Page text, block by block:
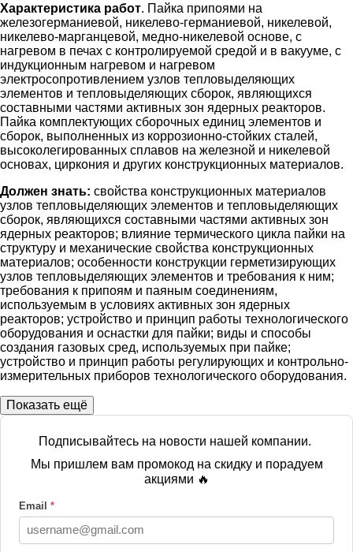
Характеристика работ. Пайка припоями на
железогерманиевой, никелево-германиевой, никелевой,
никелево-марганцевой, медно-никелевой основе, с
нагревом в печах с контролируемой средой и в вакууме, с
индукционным нагревом и нагревом
электросопротивлением узлов тепловыделяющих
элементов и тепловыделяющих сборок, являющихся
составными частями активных зон ядерных реакторов.
Пайка комплектующих сборочных единиц элементов и
сборок, выполненных из коррозионно-стойких сталей,
высоколегированных сплавов на железной и никелевой
основах, циркония и других конструкционных материалов.
Должен знать: свойства конструкционных материалов
узлов тепловыделяющих элементов и тепловыделяющих
сборок, являющихся составными частями активных зон
ядерных реакторов; влияние термического цикла пайки на
структуру и механические свойства конструкционных
материалов; особенности конструкции герметизирующих
узлов тепловыделяющих элементов и требования к ним;
требования к припоям и паяным соединениям,
используемым в условиях активных зон ядерных
реакторов; устройство и принцип работы технологического
оборудования и оснастки для пайки; виды и способы
создания газовых сред, используемых при пайке;
устройство и принцип работы регулирующих и контрольно-
измерительных приборов технологического оборудования.
Показать ещё
Подписывайтесь на новости нашей компании.
Мы пришлем вам промокод на скидку и порадуем
акциями 🔥
Email *